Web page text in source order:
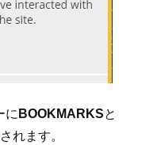
に BOOKMARKSと
れます。